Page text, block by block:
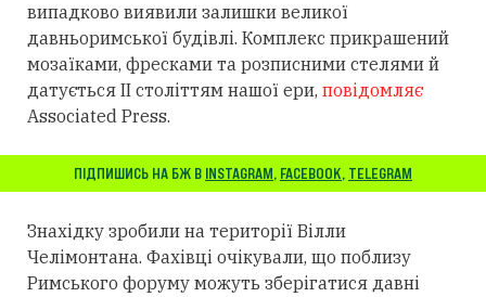
випадково виявили залишки великої
давньоримської будівлі. Комплекс прикрашений
мозаїками, фресками та розписними стелями й
датується II століттям нашої ери, повідомляє
Associated Press.
ПІДПИШИСЬ НА БЖ В INSTAGRAM, FACEBOOK, TELEGRAM
Знахідку зробили на території Вілли
Челімонтана. Фахівці очікували, що поблизу
Римського форуму можуть зберігатися давні